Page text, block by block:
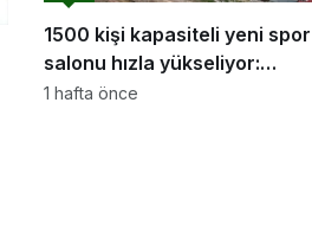
1500 kişi kapasiteli yeni spor
salonu hızla yükseliyor:
“Salon sporları için güçlü bir
1 hafta önce